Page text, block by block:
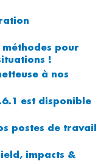
pour
!
à nos
est disponible
postes de travail
impacts &